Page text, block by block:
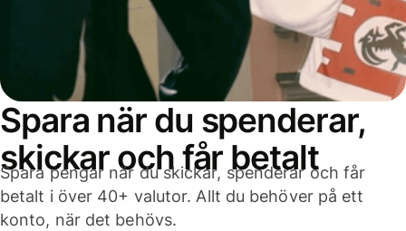
Spara när du spenderar,
skickar och får betalt
Spara pengar när du skickar, spenderar och får
betalt i över 40+ valutor. Allt du behöver på ett
konto, när det behövs.